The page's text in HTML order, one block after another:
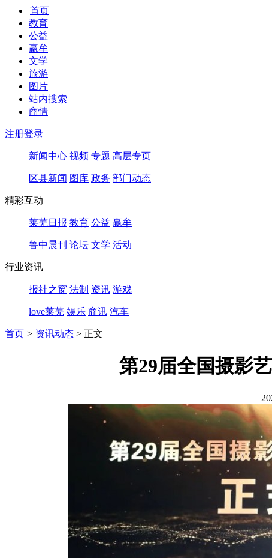
首页
教育
公益
赢牟
文学
旅游
图片
站内搜索
商情
注册登录
新闻中心 视频 专题 高层专页
区县新闻 图库 政务 部门动态
精彩互动
莱芜日报 教育 公益 赢牟
鲁中晨刊 论坛 文学 活动
行业资讯
报社之窗 法制 资讯 游戏
love莱芜 娱乐 商讯 汽车
首页 > 资讯动态 > 正文
第29届全国摄影